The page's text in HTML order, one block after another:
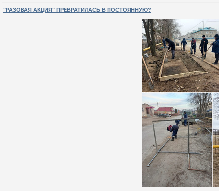
"РАЗОВАЯ АКЦИЯ" ПРЕВРАТИЛАСЬ В ПОСТОЯННУЮ?